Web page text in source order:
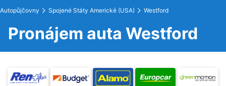
Autopůjčovny Spojené Státy Americké (USA) Westford
Pronájem auta Westford